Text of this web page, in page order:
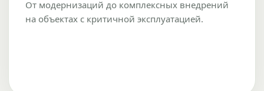
От модернизаций до комплексных внедрений
на объектах с критичной эксплуатацией.